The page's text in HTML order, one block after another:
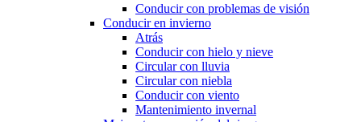
Conducir con problemas de visión
Conducir en invierno
Atrás
Conducir con hielo y nieve
Circular con lluvia
Circular con niebla
Conducir con viento
Mantenimiento invernal